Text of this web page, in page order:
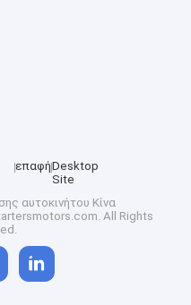
επαφήDesktop
Site
αυτοκινήτου Κίνα
All Rights